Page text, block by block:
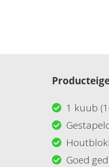
1 kuub
Goed